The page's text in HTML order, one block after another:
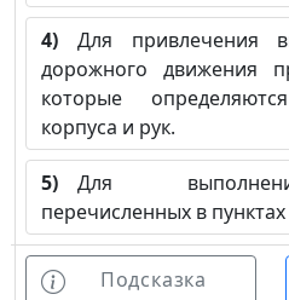
4) Для привлечения
дорожного движения
которые
корпуса и рук.
5) Для
перечисленных в пунктах
Подсказка